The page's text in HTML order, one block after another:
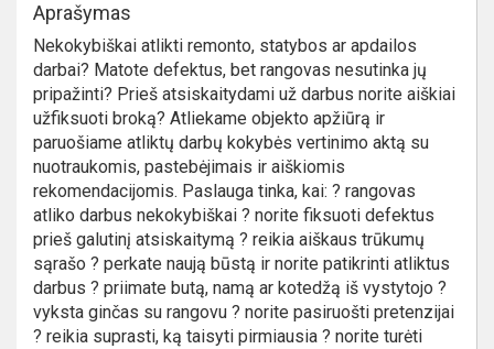
Aprašymas
Nekokybiškai atlikti remonto, statybos ar apdailos
darbai? Matote defektus, bet rangovas nesutinka jų
pripažinti? Prieš atsiskaitydami už darbus norite aiškiai
užfiksuoti broką? Atliekame objekto apžiūrą ir
paruošiame atliktų darbų kokybės vertinimo aktą su
nuotraukomis, pastebėjimais ir aiškiomis
rekomendacijomis. Paslauga tinka, kai: ? rangovas
atliko darbus nekokybiškai ? norite fiksuoti defektus
prieš galutinį atsiskaitymą ? reikia aiškaus trūkumų
sąrašo ? perkate naują būstą ir norite patikrinti atliktus
darbus ? priimate butą, namą ar kotedžą iš vystytojo ?
vyksta ginčas su rangovu ? norite pasiruošti pretenzijai
? reikia suprasti, ką taisyti pirmiausia ? norite turėti